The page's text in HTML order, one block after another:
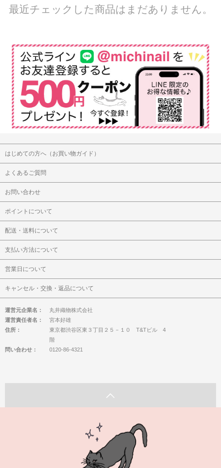
最近チェックした商品はまだありません。
はじめての方へ（お買い物ガイド）
よくあるご質問
お問い合わせ
ポイントについて
配送・送料について
支払い方法について
営業日について
キャンセル・交換・返品について
運営元企業名：
丸井織物株式会社
運営責任者名：
宮本好雄
住所：
東京都渋谷区東３丁目２５－１０ T&Tビル 4
階
問い合わせ：
0120-86-4321